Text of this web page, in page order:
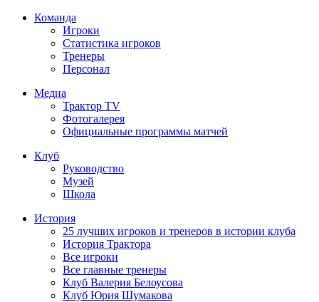
Команда
Игроки
Статистика игроков
Тренеры
Персонал
Медиа
Трактор TV
Фотогалерея
Официальные программы матчей
Клуб
Руководство
Музей
Школа
История
25 лучших игроков и тренеров в истории клуба
История Трактора
Все игроки
Все главные тренеры
Клуб Валерия Белоусова
Клуб Юрия Шумакова